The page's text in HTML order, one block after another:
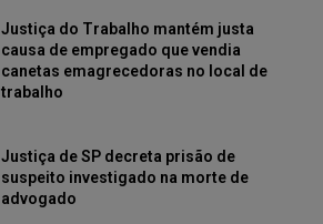
Justiça do Trabalho mantém justa
causa de empregado que vendia
canetas emagrecedoras no local de
trabalho
Justiça de SP decreta prisão de
suspeito investigado na morte de
advogado